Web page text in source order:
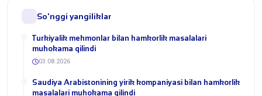
So'nggi yangiliklar
Turkiyalik mehmonlar bilan hamkorlik masalalari
muhokama qilindi
03.08.2026
​Saudiya Arabistonining yirik kompaniyasi bilan hamkorlik
masalalari muhokama qilindi